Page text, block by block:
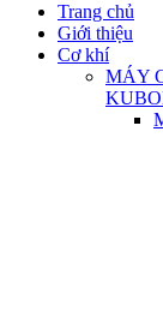
Trang chủ
Giới thiệu
Cơ khí
MÁY